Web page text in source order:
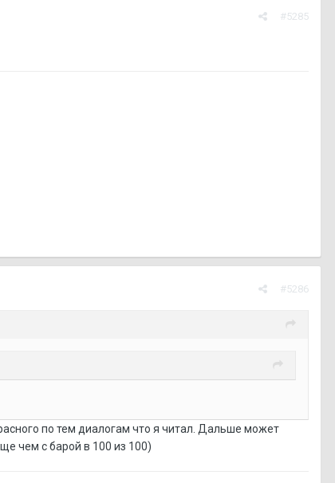
#5285
#5286
по тем диалогам что я читал. Дальше может
чем с барой в 100 из 100)